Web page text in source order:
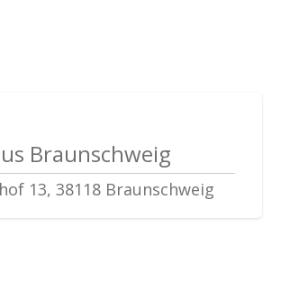
Braunschweig
13, 38118 Braunschweig